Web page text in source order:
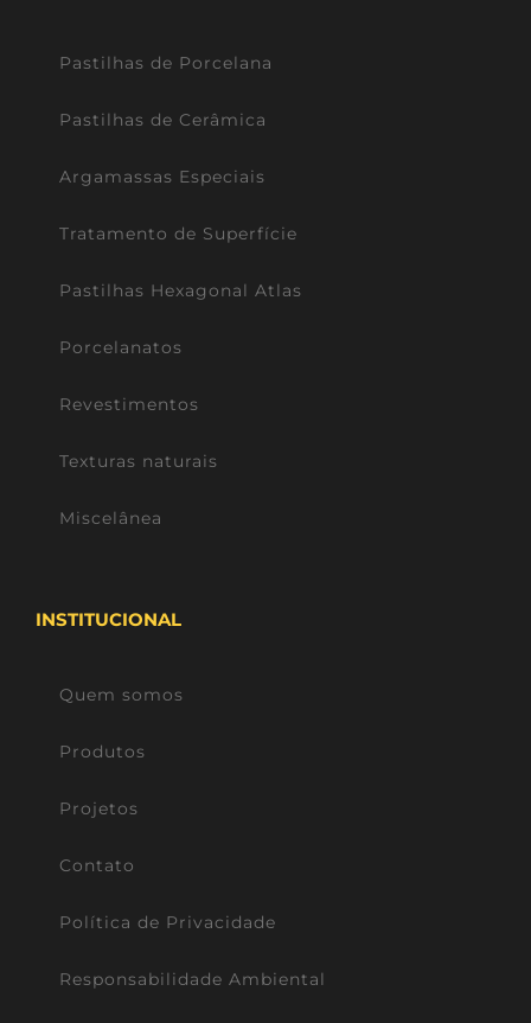
Pastilhas de Porcelana
Pastilhas de Cerâmica
Argamassas Especiais
Tratamento de Superfície
Pastilhas Hexagonal Atlas
Porcelanatos
Revestimentos
Texturas naturais
Miscelânea
INSTITUCIONAL
Quem somos
Produtos
Projetos
Contato
Política de Privacidade
Responsabilidade Ambiental